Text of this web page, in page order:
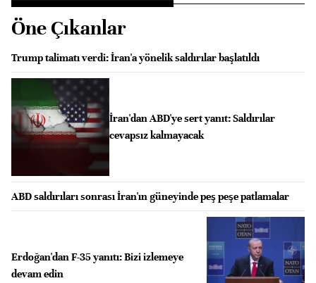
Öne Çıkanlar
Trump talimatı verdi: İran'a yönelik saldırılar başlatıldı
İran'dan ABD'ye sert yanıt: Saldırılar
cevapsız kalmayacak
ABD saldırıları sonrası İran'ın güneyinde peş peşe patlamalar
Erdoğan'dan F-35 yanıtı: Bizi izlemeye
devam edin